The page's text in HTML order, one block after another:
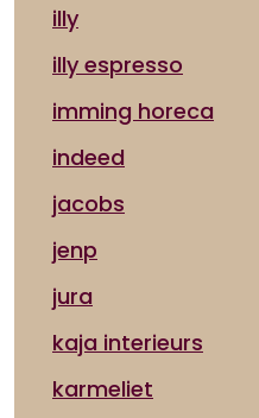
illy
illy espresso
imming horeca
indeed
jacobs
jenp
jura
kaja interieurs
karmeliet